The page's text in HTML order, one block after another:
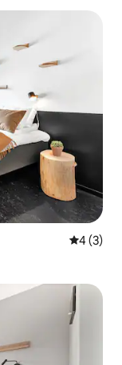
Note
4 (3)